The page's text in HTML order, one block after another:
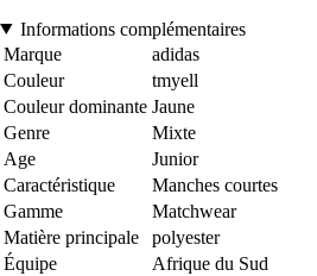
Informations complémentaires
Marque
adidas
Couleur
tmyell
Couleur dominante Jaune
Genre
Mixte
Age
Junior
Caractéristique
Manches courtes
Gamme
Matchwear
Matière principale
polyester
Équipe
Afrique du Sud